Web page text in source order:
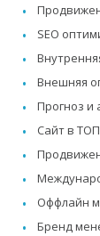
SEO
Внешняя
Прогноз и
Сайт в
Оффлайн
Бренд